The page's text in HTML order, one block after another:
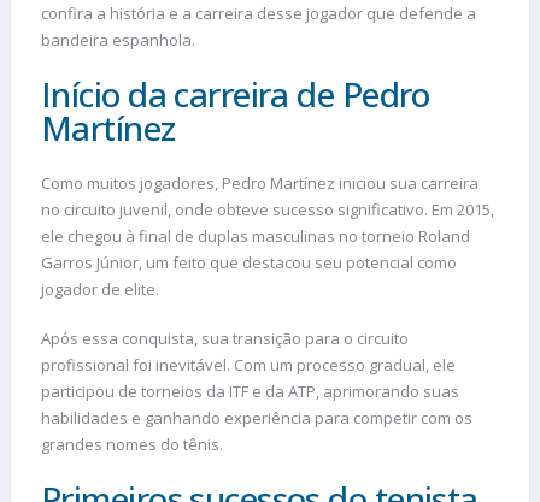
confira a história e a carreira desse jogador que defende a
bandeira espanhola.
Início da carreira de Pedro
Martínez
Como muitos jogadores, Pedro Martínez iniciou sua carreira
no circuito juvenil, onde obteve sucesso significativo. Em 2015,
ele chegou à final de duplas masculinas no torneio Roland
Garros Júnior, um feito que destacou seu potencial como
jogador de elite.
Após essa conquista, sua transição para o circuito
profissional foi inevitável. Com um processo gradual, ele
participou de torneios da ITF e da ATP, aprimorando suas
habilidades e ganhando experiência para competir com os
grandes nomes do tênis.